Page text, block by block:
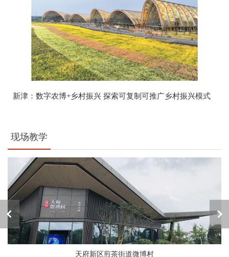
新津：数字农博+乡村振兴 探索可复制可推广乡村振兴模式
现场教学
天府新区煎茶街道微博村